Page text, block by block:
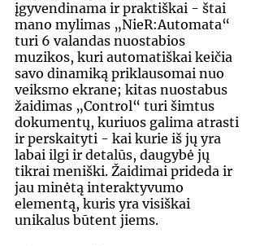
įgyvendinama ir praktiškai - štai
mano mylimas „NieR:Automata“
turi 6 valandas nuostabios
muzikos, kuri automatiškai keičia
savo dinamiką priklausomai nuo
veiksmo ekrane; kitas nuostabus
žaidimas „Control“ turi šimtus
dokumentų, kuriuos galima atrasti
ir perskaityti - kai kurie iš jų yra
labai ilgi ir detalūs, daugybė jų
tikrai meniški. Žaidimai prideda ir
jau minėtą interaktyvumo
elementą, kuris yra visiškai
unikalus būtent jiems.